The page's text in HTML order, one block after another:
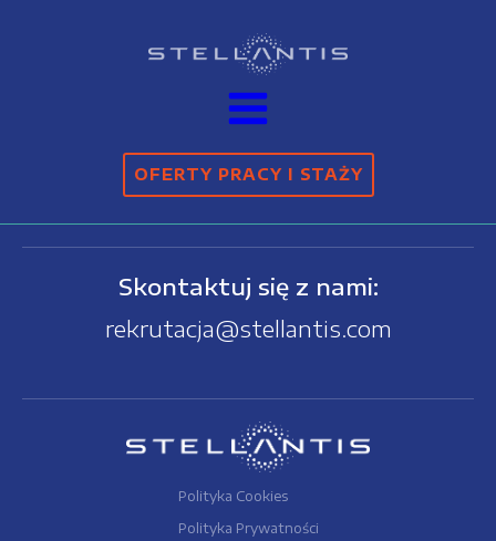
OFERTY PRACY I STAŻY
Skontaktuj się z nami:
rekrutacja@stellantis.com
Polityka Cookies
Polityka Prywatności